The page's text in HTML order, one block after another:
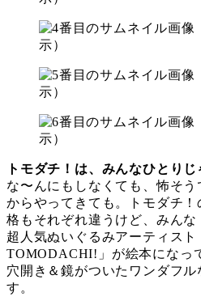
トモダチ！は、みんなひとりじ
な〜んにもしなくても、怖そ
からやってきても。トモダチ
格もそれぞれ違うけど、みんな
超人気ぬいぐるみアーティスト
TOMODACHI!」が絵本になっ
穴開き＆鏡がついたワンダフ
す。